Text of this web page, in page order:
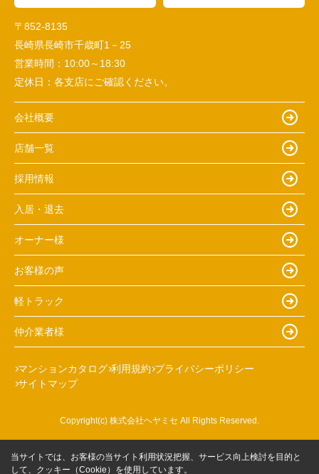
〒852-8135
長崎県長崎市千歳町1－25
営業時間： 10:00～18:30
定休日： 各支店にご確認ください。
会社概要
店舗一覧
採用情報
入居・退去
オーナー様
お客様の声
軽トラック
仲介業者様
マンションカタログ 利用規約 プライバシーポリシー
サイトマップ
Copyright(c) 株式会社ヘヤミセ All Rights Reserved.
当サイトでは、お客様の当サイト利用状況把握、サービス向上検討を目的と
して、クッキー（Cookie）を使用しています。